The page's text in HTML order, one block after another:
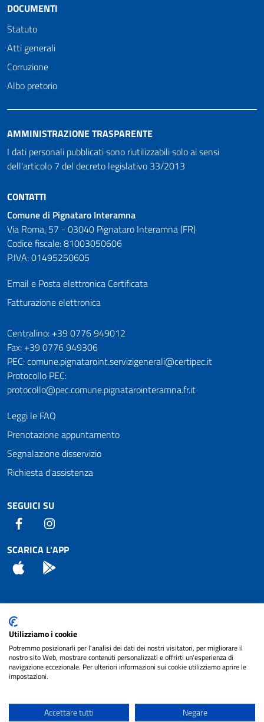
DOCUMENTI
Statuto
Atti generali
Corruzione
Albo pretorio
AMMINISTRAZIONE TRASPARENTE
I dati personali pubblicati sono riutilizzabili solo ai sensi
dell'articolo 7 del decreto legislativo 33/2013
CONTATTI
Comune di Pignataro Interamna
Via Roma, 57 - 03040 Pignataro Interamna (FR)
Codice fiscale: 81003050606
P.IVA: 01495250605
Email e Posta elettronica Certificata
Fatturazione elettronica
Numeri utili
Centralino: +39 0776 949012
Fax: +39 0776 949306
PEC: comune.pignataroint.servizigenerali@certipec.it
Protocollo PEC:
protocollo@pec.comune.pignatarointeramna.fr.it
Leggi le FAQ
Prenotazione appuntamento
Segnalazione disservizio
Richiesta d'assistenza
SEGUICI SU
Facebook
SCARICA L'APP
App Store
Attuazione Misure PNRR
Piano di miglioramento del sito
Note legali
cura diNET SMART
Utilizziamo i cookie
Potremmo posizionarli per l'analisi dei dati dei nostri visitatori, per migliorare il
nostro sito Web, mostrare contenuti personalizzati e offrirti un'esperienza di
navigazione eccezionale. Per ulteriori informazioni sui cookie utilizziamo aprire le
impostazioni.
Accettare tutti Negare